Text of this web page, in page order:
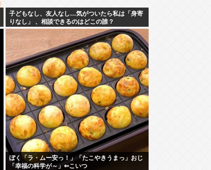
子どもなし、友人なし…気がついたら私は「身寄
りなし」 、相談できるのはどこの誰？
ぼく「ラ・ムー安っ！」「たこやきうまっ」おじ
「幸福の科学が～」⇐こいつ